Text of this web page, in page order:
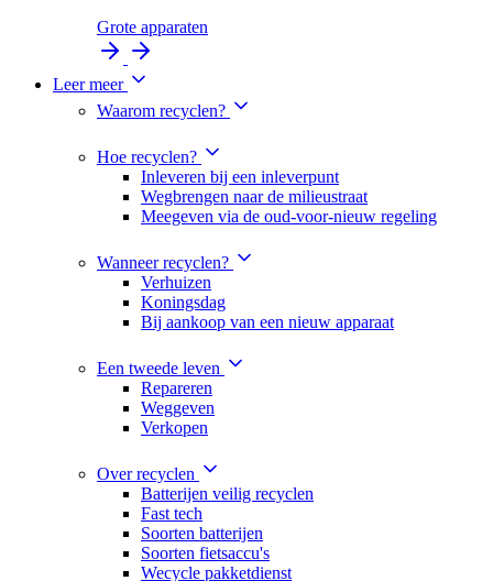
Grote apparaten
Leer meer
Waarom recyclen?
Hoe recyclen?
Inleveren bij een inleverpunt
Wegbrengen naar de milieustraat
Meegeven via de oud-voor-nieuw regeling
Wanneer recyclen?
Verhuizen
Koningsdag
Bij aankoop van een nieuw apparaat
Een tweede leven
Repareren
Weggeven
Verkopen
Over recyclen
Batterijen veilig recyclen
Fast tech
Soorten batterijen
Soorten fietsaccu's
Wecycle pakketdienst